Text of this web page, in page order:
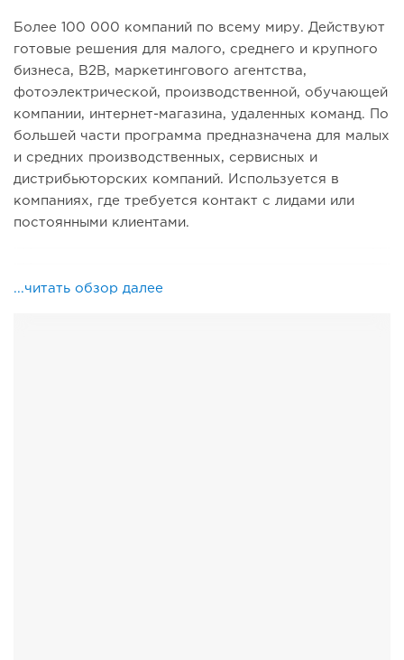
Более 100 000 компаний по всему миру. Действуют
готовые решения для малого, среднего и крупного
бизнеса, B2B, маркетингового агентства,
фотоэлектрической, производственной, обучающей
компании, интернет-магазина, удаленных команд. По
большей части программа предназначена для малых
и средних производственных, сервисных и
дистрибьюторских компаний. Используется в
компаниях, где требуется контакт с лидами или
постоянными клиентами.
...читать обзор далее